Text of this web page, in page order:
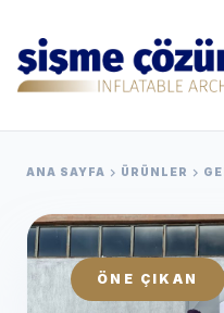
ANA SAYFA chevron_right ÜRÜNLER chevron_right
ÖNE ÇIKAN